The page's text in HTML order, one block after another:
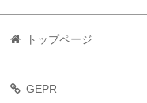
トップページ
GEPR